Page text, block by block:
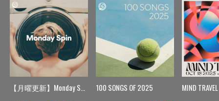
【月曜更新】Monday Spin 100 SONGS OF 2025 MIND TRAVEL